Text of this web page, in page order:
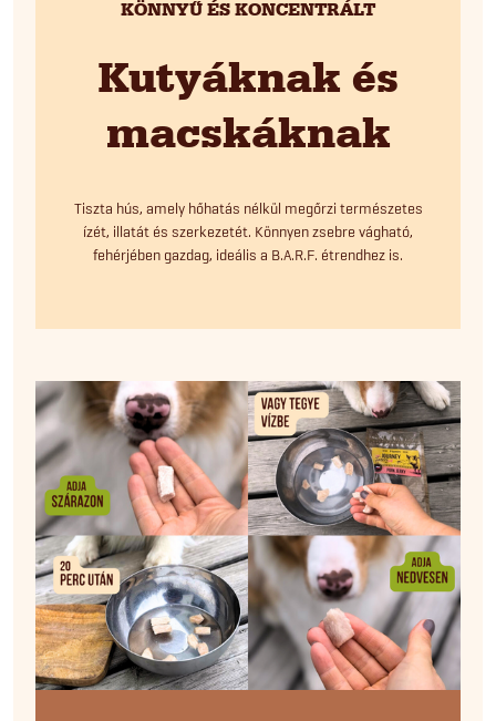
KÖNNYŰ ÉS KONCENTRÁLT
Kutyáknak és
macskáknak
Tiszta hús, amely hőhatás nélkül megőrzi természetes
ízét, illatát és szerkezetét. Könnyen zsebre vágható,
fehérjében gazdag, ideális a B.A.R.F. étrendhez is.